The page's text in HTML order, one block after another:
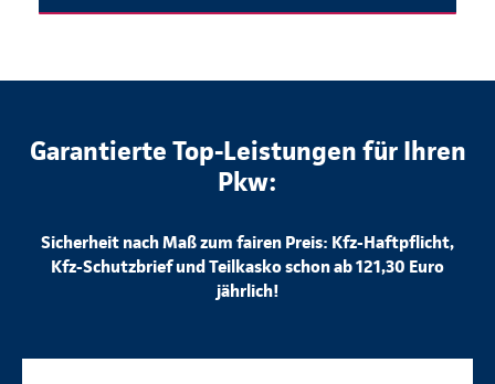
Garantierte Top-Leistungen für Ihren
Pkw:
Sicherheit nach Maß zum fairen Preis: Kfz-Haftpflicht,
Kfz-Schutzbrief und Teilkasko schon ab 121,30 Euro
jährlich!